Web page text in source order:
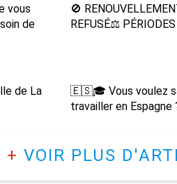
vous
de
🚫
REFUSÉ⚖️
de La
🇪🇸🎓 Vous voulez
travailler en Espagne
+ VOIR PLUS